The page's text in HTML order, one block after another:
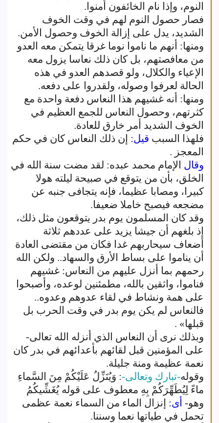
النوم، وإذا نام الخائفون أمنوا.
فصار حصول النوم لهم في وقت الخوف
الشديد، يدل على إزالة الخوف وحصول الأمن.
ومنها: أنهم ما ناموا نوما غرقا يتمكن معه العدو
من معافصتهم، بل كان ذلك نعاسا يزول معه
الإعياء والكلال، ولو قصدهم العدو في هذه
الحالة لعرفوا وصوله، ولقدروا على دفعه.
ومنها: أنه غشيهم هذا النعاس دفعة واحدة مع
كثرتهم، وحصول النعاس للجمع العظيم في
الخوف الشديد أمر خارق للعادة.
فلهذا السبب قيل: إن ذلك النعاس كان في حكم
المعجز .
وقال الإمام محمد عبده: لقد مضت سنة الله في
الخلق، بأن من يتوقع في صبيحة ليلته هولا
كبيرا، ومصابا عظيما، فإنه يتجافى جنبه عن
مضجعه فيصبح خاملا ضعيفا.
وقد كان المسلمون يوم بدر يتوقعون مثل ذلك،
إذ بلغهم أن جيشا يزيد على عددهم ثلاثة
أضعاف سيحاربهم غدا فكان من مقتضى العادة
أن يناموا على بساط الأرق والسهاد.. ولكن الله
رحمهم بما أنزل عليهم من النعاس: غشيهم
فناموا، واثقين بالله، مطمئنين لوعده، وأصبحوا
على همة ونشاط في لقاء عدوهم وعدوه..
فالنعاس لم يكن يوم بدر في وقت الحرب بل
قبلها» .
وبذلك نرى أن النعاس الذي أنزله الله تعالى-
على المؤمنين قبل لقائهم بأعدائهم في بدر كان
نعمة عظيمة ومنة جليلة.
وقوله-تبارك وتعالى-: وَيُنَزِّلُ عَلَيْكُمْ مِنَ السَّماءِ
ماءً لِيُطَهِّرَكُمْ بِهِ معطوف على قوله يُغَشِّيكُمُ
وهو- أى: إنزال الماء من السماء نعمة عظمى
تحمل في طياتها نعما وسننا.